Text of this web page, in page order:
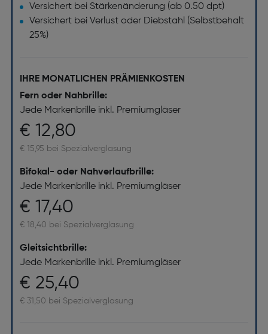
Versichert bei Stärkenänderung (ab 0.50 dpt)
Versichert bei Verlust oder Diebstahl (Selbstbehalt
25%)
IHRE MONATLICHEN PRÄMIENKOSTEN
Fern oder Nahbrille:
Jede Markenbrille inkl. Premiumgläser
€ 12,80
€ 15,95 bei Spezialverglasung
Bifokal- oder Nahverlaufbrille:
Jede Markenbrille inkl. Premiumgläser
€ 17,40
€ 18,40 bei Spezialverglasung
Gleitsichtbrille:
Jede Markenbrille inkl. Premiumgläser
€ 25,40
€ 31,50 bei Spezialverglasung